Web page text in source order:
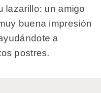
lazarillo: un amigo
buena impresión
a
postres.